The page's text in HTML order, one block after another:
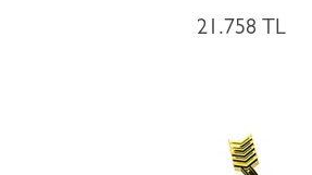
21.758 TL